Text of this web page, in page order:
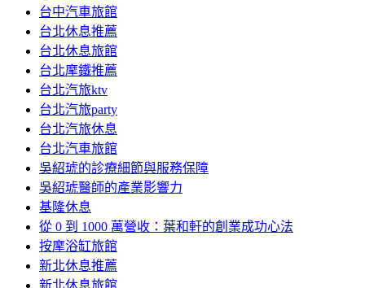
台中汽車旅館
台北休息推薦
台北休息旅館
台北摩鐵推薦
台北汽旅ktv
台北汽旅party
台北汽旅休息
台北汽車旅館
吳紹琥的診療細節與服務保障
吳紹琥醫師的產業影響力
基隆休息
從 0 到 1000 萬營收：葉和軒的創業成功心法
按摩浴缸旅館
新北休息推薦
新北休息旅館